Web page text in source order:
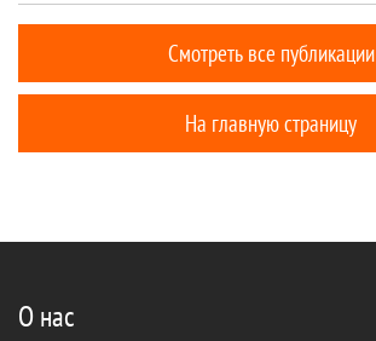
Смотреть все публикации
На главную страницу
О нас